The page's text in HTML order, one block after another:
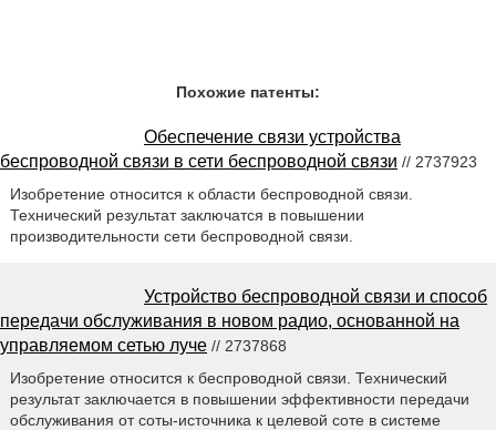
Похожие патенты:
Обеспечение связи устройства
беспроводной связи в сети беспроводной связи // 2737923
Изобретение относится к области беспроводной связи.
Технический результат заключатся в повышении
производительности сети беспроводной связи.
Устройство беспроводной связи и способ
передачи обслуживания в новом радио, основанной на
управляемом сетью луче // 2737868
Изобретение относится к беспроводной связи. Технический
результат заключается в повышении эффективности передачи
обслуживания от соты-источника к целевой соте в системе